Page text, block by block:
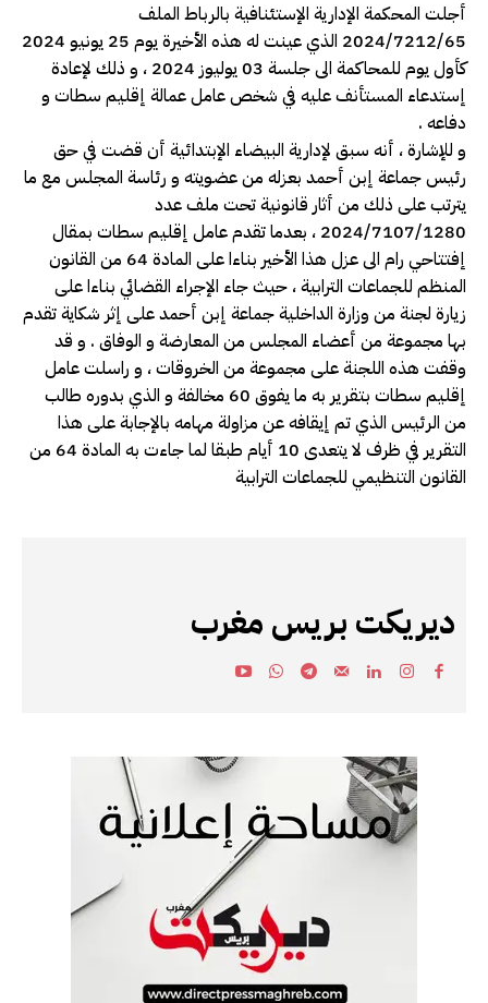
أجلت المحكمة الإدارية الإستئنافية بالرباط الملف
2024/7212/65 الذي عينت له هذه الأخيرة يوم 25 يونيو 2024
كأول يوم للمحاكمة الى جلسة 03 يوليوز 2024 ، و ذلك لإعادة
إستدعاء المستأنف عليه في شخص عامل عمالة إقليم سطات و
دفاعه .
و للإشارة ، أنه سبق لإدارية البيضاء الإبتدائية أن قضت في حق
رئيس جماعة إبن أحمد بعزله من عضويته و رئاسة المجلس مع ما
يترتب على ذلك من أثار قانونية تحت ملف عدد
2024/7107/1280 ، بعدما تقدم عامل إقليم سطات بمقال
إفتتاحي رام الى عزل هذا الأخير بناءا على المادة 64 من القانون
المنظم للجماعات الترابية ، حيث جاء الإجراء القضائي بناءا على
زيارة لجنة من وزارة الداخلية جماعة إبن أحمد على إثر شكاية تقدم
بها مجموعة من أعضاء المجلس من المعارضة و الوفاق . و قد
وقفت هذه اللجنة على مجموعة من الخروقات ، و راسلت عامل
إقليم سطات بتقرير به ما يفوق 60 مخالفة و الذي بدوره طالب
من الرئيس الذي تم إيقافه عن مزاولة مهامه بالإجابة على هذا
التقرير في ظرف لا يتعدى 10 أيام طبقا لما جاءت به المادة 64 من
القانون التنظيمي للجماعات الترابية
ديريكت بريس مغرب